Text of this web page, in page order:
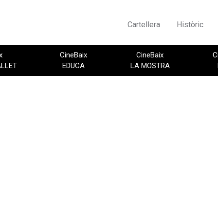
Cartellera Històric
CineBaix
EDUCA
CineBaix
LA MOSTRA